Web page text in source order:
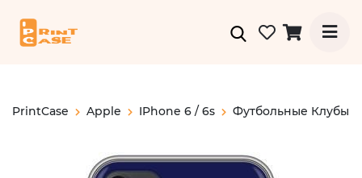
PrintCase Apple IPhone 6 / 6s Футбольные Клубы